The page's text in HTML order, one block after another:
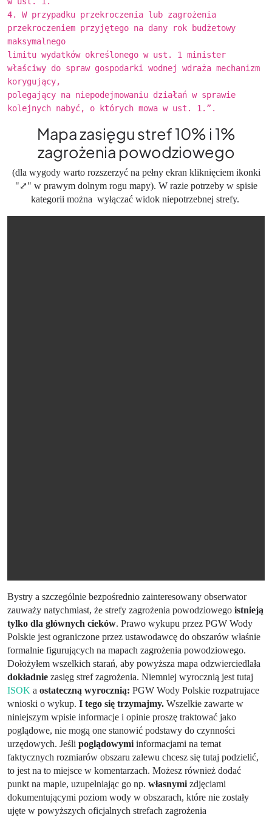
4. W przypadku przekroczenia lub zagrożenia
przekroczeniem przyjętego na dany rok budżetowy
maksymalnego
limitu wydatków określonego w ust. 1 minister
właściwy do spraw gospodarki wodnej wdraża mechanizm
korygujący,
polegający na niepodejmowaniu działań w sprawie
kolejnych nabyć, o których mowa w ust. 1.”.
Mapa zasięgu stref 10% i 1%
zagrożenia powodziowego
(dla wygody warto rozszerzyć na pełny ekran kliknięciem ikonki
"⤢" w prawym dolnym rogu mapy). W razie potrzeby w spisie
kategorii można wyłączać widok niepotrzebnej strefy.
Bystry a szczególnie bezpośrednio zainteresowany obserwator
zauważy natychmiast, że strefy zagrożenia powodziowego istnieją
tylko dla głównych cieków. Prawo wykupu przez PGW Wody
Polskie jest ograniczone przez ustawodawcę do obszarów właśnie
formalnie figurujących na mapach zagrożenia powodziowego.
Dołożyłem wszelkich starań, aby powyższa mapa odzwierciedlała
dokładnie zasięg stref zagrożenia. Niemniej wyrocznią jest tutaj
ISOK a ostateczną wyrocznią: PGW Wody Polskie rozpatrujace
wnioski o wykup. I tego się trzymajmy. Wszelkie zawarte w
niniejszym wpisie informacje i opinie proszę traktować jako
poglądowe, nie mogą one stanowić podstawy do czynności
urzędowych. Jeśli poglądowymi informacjami na temat
faktycznych rozmiarów obszaru zalewu chcesz się tutaj podzielić,
to jest na to miejsce w komentarzach. Możesz również dodać
punkt na mapie, uzupełniając go np. własnymi zdjęciami
dokumentującymi poziom wody w obszarach, które nie zostały
ujęte w powyższych oficjalnych strefach zagrożenia